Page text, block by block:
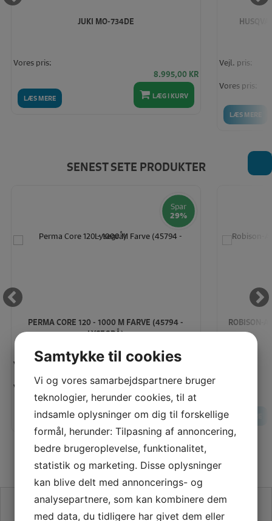
JUKI MO-734DE
LÆS MERE
Vores pris:
8.995,00 KR
LÆG I KURV
LÆS MERE
Vejl. pris:
Vores pris:
SENEST SETE PRODUKTER
Spar
29%
PERMA CORE 120 - 1000 M FARVE (45794 -
LYSEGRÅ)
LÆS MERE
Vejl. pris:
35,00 KR
Vores pris:
25,00 KR
LÆG I KURV
ROBISON-
SE VORES ANMELDELSER PÅ TRUSTPILOT
Samtykke til cookies
Vi og vores samarbejdspartnere bruger
teknologier, herunder cookies, til at
indsamle oplysninger om dig til forskellige
formål, herunder: Tilpasning af annoncering,
bedre brugeroplevelse, funktionalitet,
statistik og marketing. Disse oplysninger
kan blive delt med annoncerings- og
analysepartnere, som kan kombinere dem
med data, du tidligere har givet dem eller